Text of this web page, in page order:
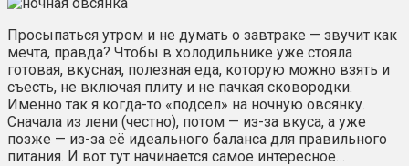
Просыпаться утром и не думать о завтраке — звучит как
мечта, правда? Чтобы в холодильнике уже стояла
готовая, вкусная, полезная еда, которую можно взять и
съесть, не включая плиту и не пачкая сковородки.
Именно так я когда-то «подсел» на ночную овсянку.
Сначала из лени (честно), потом — из-за вкуса, а уже
позже — из-за её идеального баланса для правильного
питания. И вот тут начинается самое интересное…